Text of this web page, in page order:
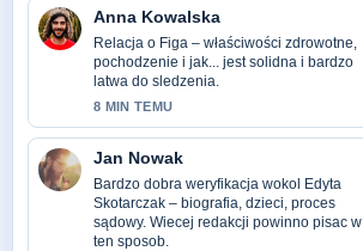
Anna Kowalska
Relacja o Figa – właściwości zdrowotne,
pochodzenie i jak... jest solidna i bardzo
latwa do sledzenia.
8 MIN TEMU
Jan Nowak
Bardzo dobra weryfikacja wokol Edyta
Skotarczak – biografia, dzieci, proces
sądowy. Wiecej redakcji powinno pisac w
ten sposob.